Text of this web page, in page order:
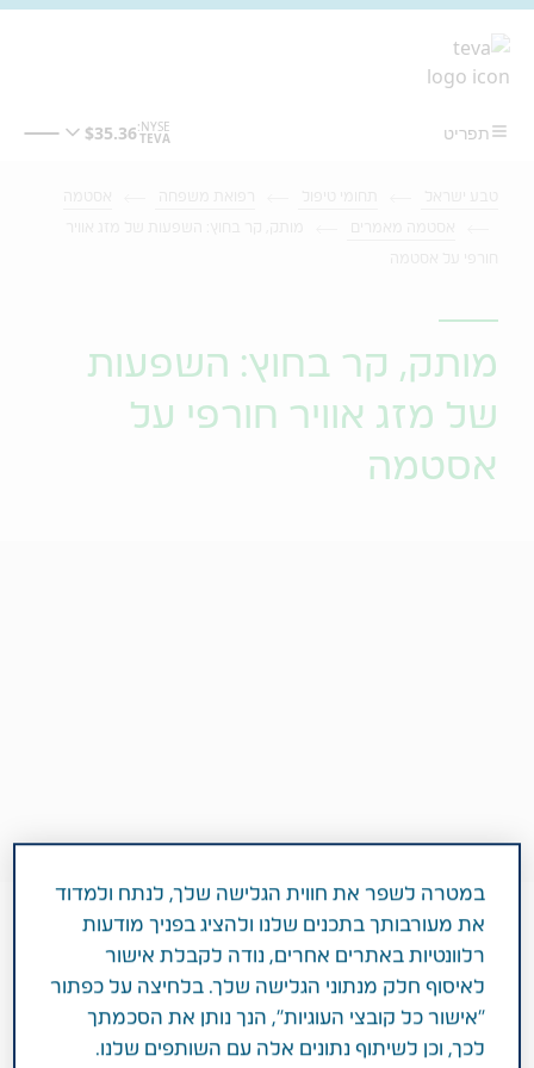
מותק, קר בחוץ: השפעות
של מזג אוויר חורפי על
אסטמה
במטרה לשפר את חווית הגלישה שלך, לנתח ולמדוד
את מעורבותך בתכנים שלנו ולהציג בפניך מודעות
רלוונטיות באתרים אחרים, נודה לקבלת אישור
לאיסוף חלק מנתוני הגלישה שלך. בלחיצה על כפתור
"אישור כל קובצי העוגיות", הנך נותן את הסכמתך
לכך, וכן לשיתוף נתונים אלה עם השותפים שלנו.